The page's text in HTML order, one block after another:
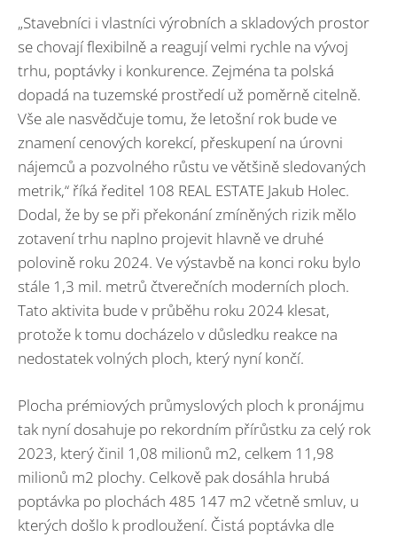
„Stavebníci i vlastníci výrobních a skladových prostor
se chovají flexibilně a reagují velmi rychle na vývoj
trhu, poptávky i konkurence. Zejména ta polská
dopadá na tuzemské prostředí už poměrně citelně.
Vše ale nasvědčuje tomu, že letošní rok bude ve
znamení cenových korekcí, přeskupení na úrovni
nájemců a pozvolného růstu ve většině sledovaných
metrik,“ říká ředitel 108 REAL ESTATE Jakub Holec.
Dodal, že by se při překonání zmíněných rizik mělo
zotavení trhu naplno projevit hlavně ve druhé
polovině roku 2024. Ve výstavbě na konci roku bylo
stále 1,3 mil. metrů čtverečních moderních ploch.
Tato aktivita bude v průběhu roku 2024 klesat,
protože k tomu docházelo v důsledku reakce na
nedostatek volných ploch, který nyní končí.
Plocha prémiových průmyslových ploch k pronájmu
tak nyní dosahuje po rekordním přírůstku za celý rok
2023, který činil 1,08 milionů m2, celkem 11,98
milionů m2 plochy. Celkově pak dosáhla hrubá
poptávka po plochách 485 147 m2 včetně smluv, u
kterých došlo k prodloužení. Čistá poptávka dle